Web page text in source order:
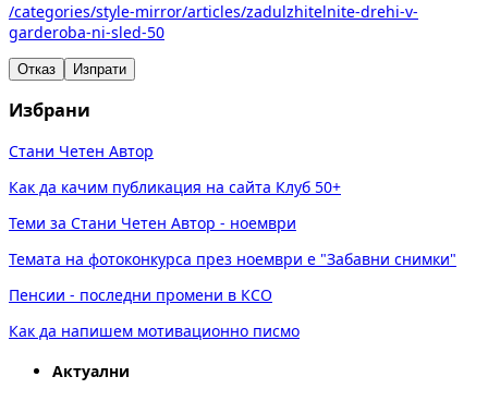
/categories/style-mirror/articles/zadulzhitelnite-drehi-v-
garderoba-ni-sled-50
Отказ Изпрати
Избрани
Стани Четен Автор
Как да качим публикация на сайта Клуб 50+
Теми за Стани Четен Автор - ноември
Темата на фотоконкурса през ноември е "Забавни снимки"
Пенсии - последни промени в КСО
Как да напишем мотивационно писмо
Актуални